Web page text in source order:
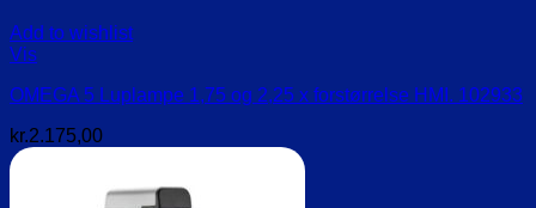
Add to wishlist
Vis
OMEGA 5 Luplampe 1,75 og 2,25 x forstørrelse HMI. 102933
kr.2.175,00